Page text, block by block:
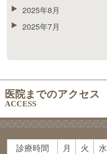
2025年8月
2025年7月
医院までのアクセス
ACCESS
診療時間 月 火 水